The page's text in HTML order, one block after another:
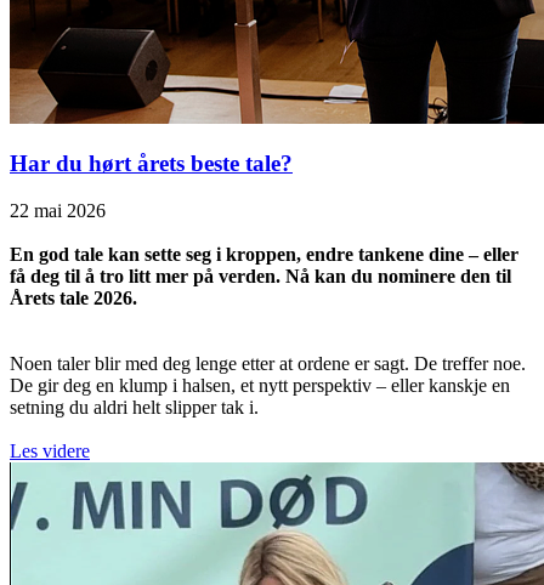
Har du hørt årets beste tale?
22 mai 2026
En god tale kan sette seg i kroppen, endre tankene dine – eller
få deg til å tro litt mer på verden. Nå kan du nominere den til
Årets tale 2026.
Noen taler blir med deg lenge etter at ordene er sagt. De treffer noe.
De gir deg en klump i halsen, et nytt perspektiv – eller kanskje en
setning du aldri helt slipper tak i.
Les videre